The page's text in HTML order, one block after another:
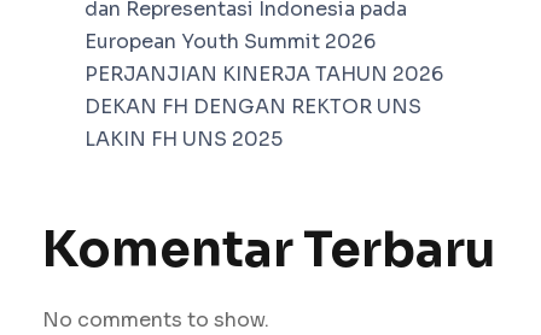
dan Representasi Indonesia pada
European Youth Summit 2026
PERJANJIAN KINERJA TAHUN 2026
DEKAN FH DENGAN REKTOR UNS
LAKIN FH UNS 2025
Komentar Terbaru
No comments to show.